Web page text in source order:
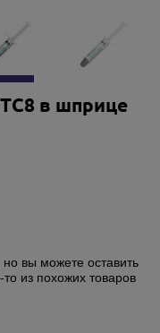
в шприце
но вы можете оставить
из похожих товаров